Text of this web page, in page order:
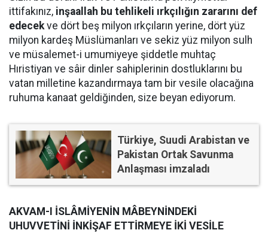
ittifakınız, inşaallah bu tehlikeli ırkçılığın zararını def
edecekve dört beş milyon ırkçıların yerine, dört yüz
milyon kardeş Müslümanları ve sekiz yüz milyon sulh
ve müsalemet-i umumiyeye şiddetle muhtaç
Hıristiyan ve sâir dinler sahiplerinin dostluklarını bu
vatan milletine kazandırmaya tam bir vesile olacağına
ruhuma kanaat geldiğinden, size beyan ediyorum.
Türkiye, Suudi Arabistan ve
Pakistan Ortak Savunma
Anlaşması imzaladı
AKVAM-I İSLÂMİYENİN MÂBEYNİNDEKİ
UHUVVETİNİ İNKİŞAF ETTİRMEYE İKİ VESİLE